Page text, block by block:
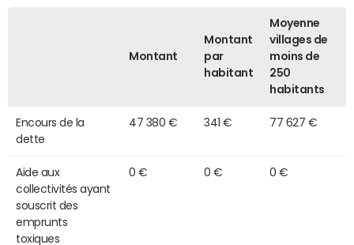
Montant
Montant
par
habitant
Moyenne
villages de
moins de
250
habitants
Encours de la
dette
47 380 € 341 € 77 627 €
Aide aux
collectivités ayant
souscrit des
emprunts
toxiques
0 € 0 € 0 €